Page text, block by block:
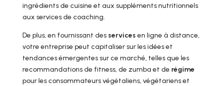
ingrédients de cuisine et aux suppléments nutritionnels
aux services de coaching.
De plus, en fournissant des services en ligne à distance,
votre entreprise peut capitaliser sur les idées et
tendances émergentes sur ce marché, telles que les
recommandations de fitness, de zumba et de régime
pour les consommateurs végétaliens, végétariens et